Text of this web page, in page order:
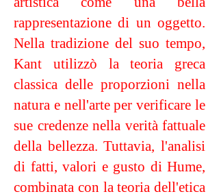
rappresentazione di un oggetto.
Nella tradizione del suo tempo,
Kant utilizzò la teoria greca
classica delle proporzioni nella
natura e nell'arte per verificare le
sue credenze nella verità fattuale
della bellezza. Tuttavia, l'analisi
di fatti, valori e gusto di Hume,
combinata con la teoria dell'etica